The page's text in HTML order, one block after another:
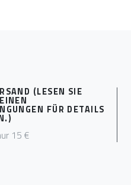
(LESEN SIE
FÜR DETAILS
15 €